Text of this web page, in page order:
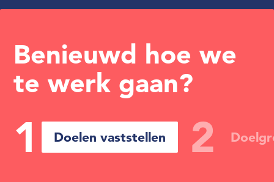
Benieuwd hoe we
te werk gaan?
1 Doelen vaststellen 2